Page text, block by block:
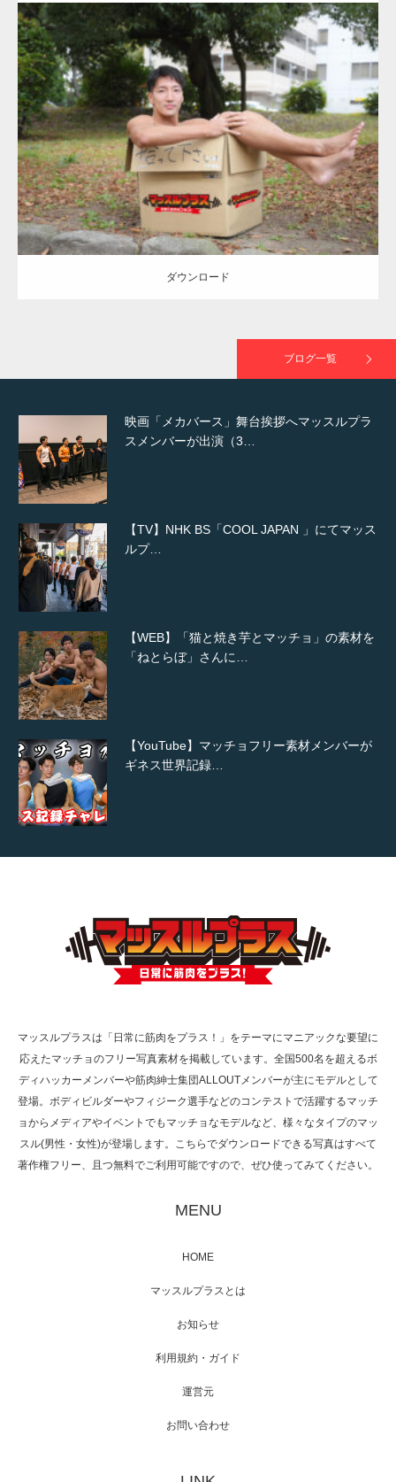
Update:2023.04.28
Category:公園のマッチョ オレンジの人 AKIHITO(細マッチョ)
捨
てマッチョ
ダウンロード
ダウンロード
ブログ一覧
ラスが紹介されま…
TOKYO FMラジオ番組「ONE MORNING」
で紹介さ…
NHK「所さん！事件ですよ」に取材されまし
た（6/8放送）
映画「メカバース」舞台挨拶へマッスルプラ
スメンバーが出演（3…
【TV】NHK BS「COOL JAPAN 」にてマッス
ルプ…
【WEB】「猫と焼き芋とマッチョ」の素材を
「ねとらぼ」さんに…
【YouTube】マッチョフリー素材メンバーが
ギネス世界記録…
TOKYO FMラジオ番組「ONE MORNING」
で紹介さ…
た（6/8放送）
映画「メカバース」舞台挨拶へマッスルプラ
【TV】NHK BS「COOL JAPAN 」にてマッス
マッスルプラスは「日常に筋肉をプラス！」をテーマにマニアックな要望に
応えたマッチョのフリー写真素材を掲載しています。全国500名を超えるボ
ディハッカーメンバーや筋肉紳士集団ALLOUTメンバーが主にモデルとして
登場。ボディビルダーやフィジーク選手などのコンテストで活躍するマッチ
ョからメディアやイベントでもマッチョなモデルなど、様々なタイプのマッ
スル(男性・女性)が登場します。こちらでダウンロードできる写真はすべて
著作権フリー、且つ無料でご利用可能ですので、ぜひ使ってみてください。
MENU
HOME
マッスルプラスとは
お知らせ
利用規約・ガイド
運営元
お問い合わせ